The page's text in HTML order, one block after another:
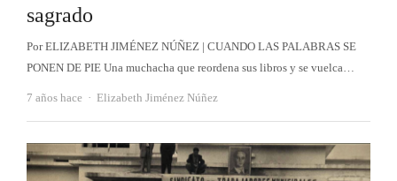
sagrado
Por ELIZABETH JIMÉNEZ NÚÑEZ | CUANDO LAS PALABRAS SE
PONEN DE PIE Una muchacha que reordena sus libros y se vuelca…
7 años hace Autor
Elizabeth Jiménez Núñez